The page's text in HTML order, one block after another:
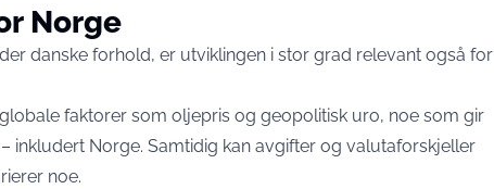
Norge
danske forhold, er utviklingen i stor grad relevant også for
faktorer som oljepris og geopolitisk uro, noe som gir
inkludert Norge. Samtidig kan avgifter og valutaforskjeller
noe.